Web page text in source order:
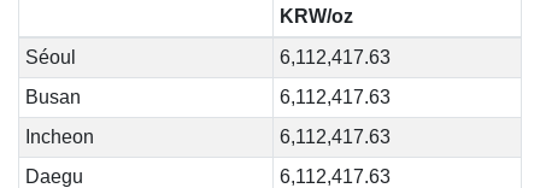
KRW/oz
Séoul
6,112,417.63
Busan
6,112,417.63
Incheon
6,112,417.63
Daegu
6,112,417.63